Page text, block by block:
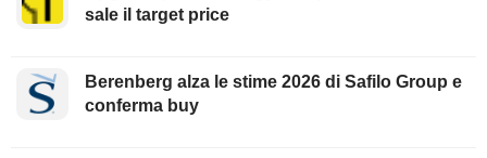
sale il target price
Berenberg alza le stime 2026 di Safilo Group e
conferma buy